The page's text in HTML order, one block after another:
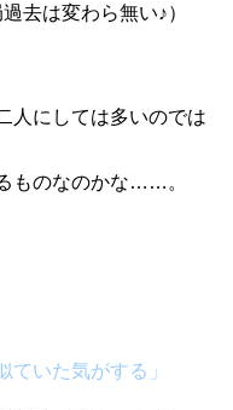
去は変わら無い♪）
人にしては多いのでは
ものなのかな……。
ていた気がする」